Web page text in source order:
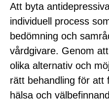
Att byta
individuell process
bedömning och
vårdgivare. Genom
olika alternativ och
rätt behandling för att
hälsa och